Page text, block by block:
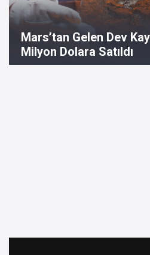
Mars’tan Gelen Dev
Milyon Dolara Satıldı